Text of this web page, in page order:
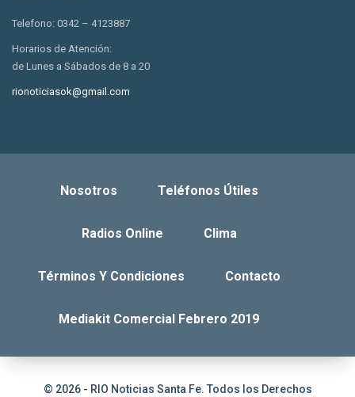
Telefono: 0342 – 4123887
Horarios de Atención:
de Lunes a Sábados de 8 a 20
rionoticiasok@gmail.com
Nosotros Teléfonos Útiles
Radios Online Clima
Términos Y Condiciones Contacto
Mediakit Comercial Febrero 2019
© 2026 - RIO Noticias Santa Fe. Todos los Derechos